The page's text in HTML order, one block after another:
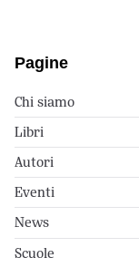
Pagine
Chi siamo
Libri
Autori
Eventi
News
Scuole